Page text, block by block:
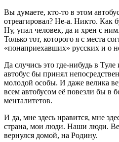
Вы думаете, кто-то в этом
отреагировал? Не-а. Никто. Как
Ну, упал человек, да и хрен с
Только тот, которого я с места
«понаприехавших» русских и о
Да случись это где-нибудь в
автобус бы принял
молодой особы. И даже велика
всем автобусом её повезли бы в
менталитетов.
И да, мне здесь нравится, мне
страна, мои люди. Наши люди.
вернулся домой, на Родину.